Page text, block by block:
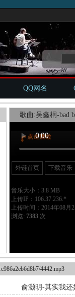
QQ网名
歌曲:吴鑫桐-bad
外链首页 下载音乐
音乐大小：3.8 MB
上传IP：106.37.236.*
上传时间：2014年08月
浏览: 7383次
4442.mp3
俞灏明-其实我还